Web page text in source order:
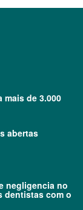
mais de 3.000
abertas
negligencia no
dentistas com o